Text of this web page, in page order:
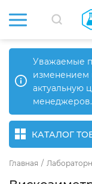
Уважаемые
изменением
актуальную
менеджеров.
КАТАЛОГ
Главная /